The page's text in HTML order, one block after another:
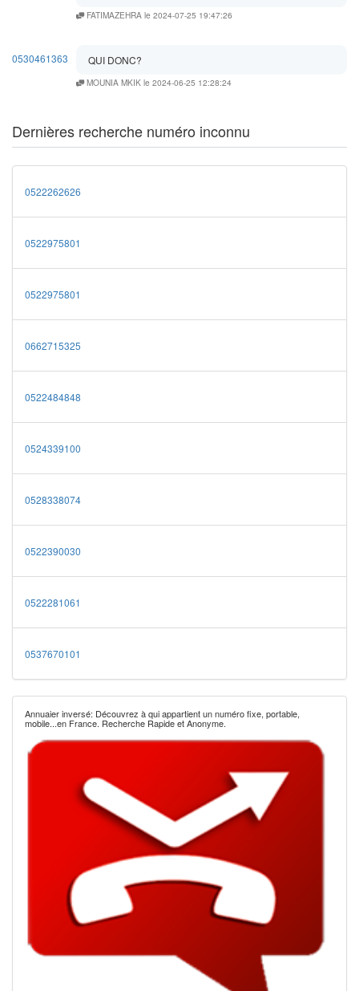
FATIMAZEHRA le 2024-07-25 19:47:26
0530461363 QUI DONC?
MOUNIA MKIK le 2024-06-25 12:28:24
Dernières recherche numéro inconnu
0522262626
0522975801
0522975801
0662715325
0522484848
0524339100
0528338074
0522390030
0522281061
0537670101
Annuaier inversé: Découvrez à qui appartient un numéro fixe, portable,
mobile...en France. Recherche Rapide et Anonyme.